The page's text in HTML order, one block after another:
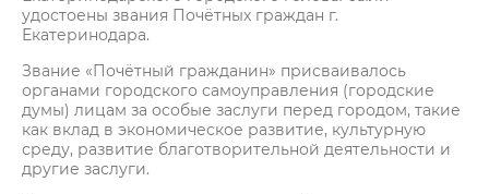
удостоены звания Почётных граждан г.
Екатеринодара.
Звание «Почётный гражданин» присваивалось
органами городского самоуправления (городские
думы) лицам за особые заслуги перед городом, такие
как вклад в экономическое развитие, культурную
среду, развитие благотворительной деятельности и
другие заслуги.